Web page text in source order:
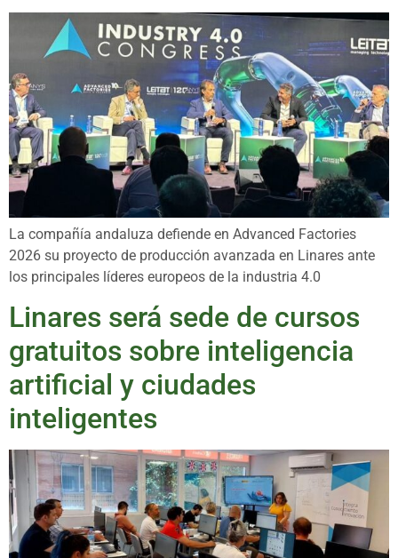
La compañía andaluza defiende en Advanced Factories
2026 su proyecto de producción avanzada en Linares ante
los principales líderes europeos de la industria 4.0
Linares será sede de cursos
gratuitos sobre inteligencia
artificial y ciudades
inteligentes